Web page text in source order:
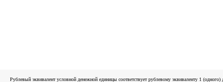
Рублевый эквивалент условной денежной единицы соответствует рублевому эквиваленту 1